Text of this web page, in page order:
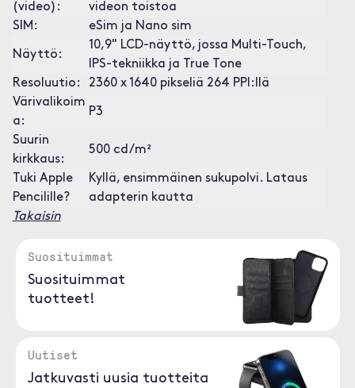
(video):
videon toistoa
SIM:
eSim ja Nano sim
Näyttö:
10,9" LCD-näyttö, jossa Multi-Touch,
IPS-tekniikka ja True Tone
Resoluutio:
2360 x 1640 pikseliä 264 PPI:llä
Värivalikoim
a:
P3
Suurin
kirkkaus:
500 cd/m²
Tuki Apple
Pencilille?
Kyllä, ensimmäinen sukupolvi. Lataus
adapterin kautta
Takaisin
Suosituimmat
Suosituimmat
tuotteet!
Uutiset
Jatkuvasti uusia tuotteita